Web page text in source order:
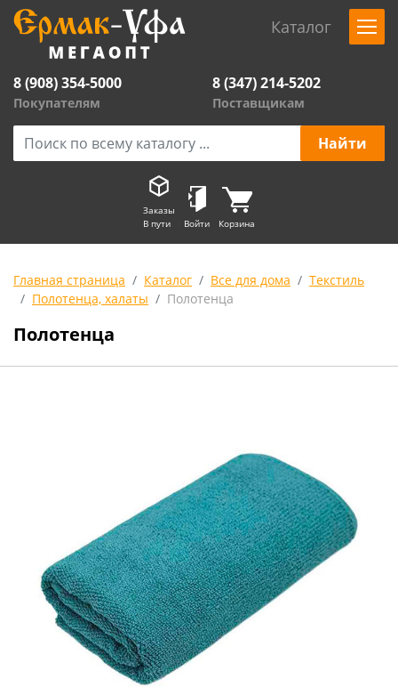
Каталог
8 (908) 354-5000
Покупателям
8 (347) 214-5202
Поставщикам
Заказы
В пути
Войти Корзина
Главная страница Каталог Все для дома
Текстиль
Полотенца, халаты
Полотенца
Полотенца